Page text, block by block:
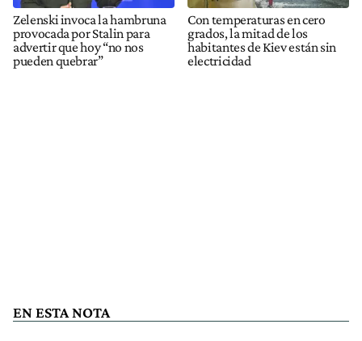
Zelenski invoca la hambruna
provocada por Stalin para
advertir que hoy “no nos
pueden quebrar”
Con temperaturas en cero
grados, la mitad de los
habitantes de Kiev están sin
electricidad
EN ESTA NOTA